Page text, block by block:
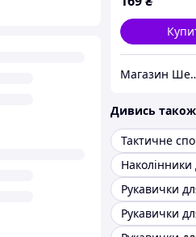
Дивись також
Тактичне
Рукавички